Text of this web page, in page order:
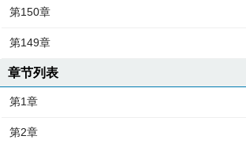
第150章
第149章
章节列表
第1章
第2章